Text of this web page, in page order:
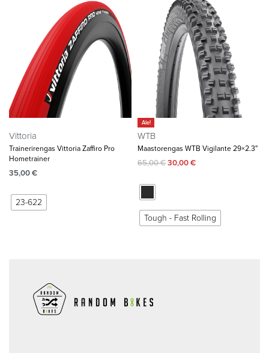
Vittoria
Trainerirengas Vittoria Zaffiro Pro
Hometrainer
35,00€
23-622
Ale!
WTB
Maastorengas WTB Vigilante 29×2.3″
65,00€30,00€
Tough - Fast Rolling